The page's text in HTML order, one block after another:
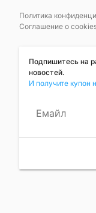
Политика
Соглашение о
Подпишитесь на
новостей.
И получите купон
Емайл